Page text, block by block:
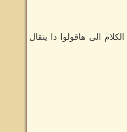
الى هاقولوا دا يتقال